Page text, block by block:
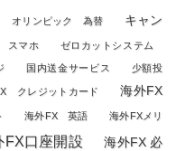
オリンピック 為替
キャン
スマホ ゼロカットシステム
国内送金サービス 少額投
クレジットカード
海外FX
海外FX 英語 海外FXメリ
FX口座開設 海外FX 必